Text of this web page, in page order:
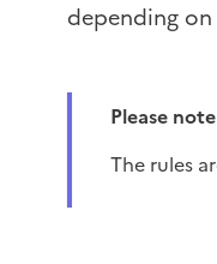
depending
Please note
the rules